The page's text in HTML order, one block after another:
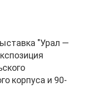
"Урал —
корпуса и 90-